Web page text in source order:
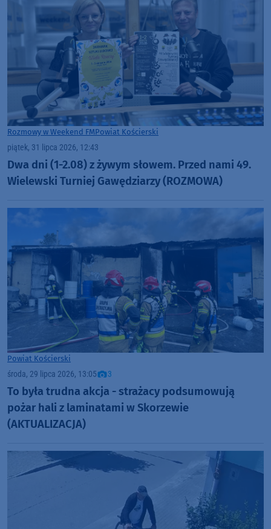
Rozmowy w Weekend FMPowiat Kościerski
piątek, 31 lipca 2026, 12:43
Dwa dni (1-2.08) z żywym słowem. Przed nami 49.
Wielewski Turniej Gawędziarzy (ROZMOWA)
Powiat Kościerski
środa, 29 lipca 2026, 13:05 3
To była trudna akcja - strażacy podsumowują
pożar hali z laminatami w Skorzewie
(AKTUALIZACJA)